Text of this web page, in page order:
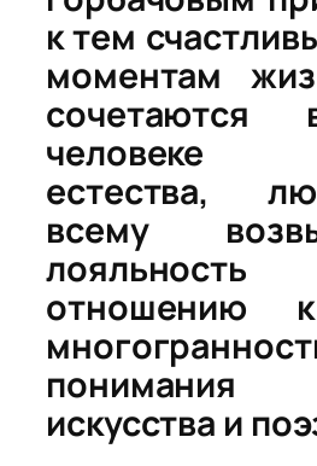
к тем
моментам
человеке
естества,
всему
отношению
понимания
искусства и